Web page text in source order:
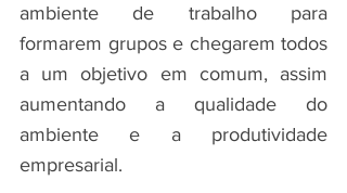
ambiente de trabalho para
formarem grupos e chegarem todos
a um objetivo em comum, assim
aumentando a qualidade do
ambiente e a produtividade
empresarial.